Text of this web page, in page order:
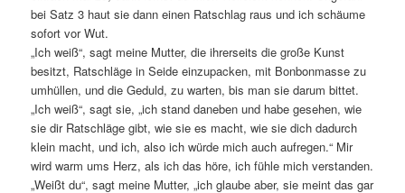
bei Satz 3 haut sie dann einen Ratschlag raus und ich schäume
sofort vor Wut.
„Ich weiß“, sagt meine Mutter, die ihrerseits die große Kunst
besitzt, Ratschläge in Seide einzupacken, mit Bonbonmasse zu
umhüllen, und die Geduld, zu warten, bis man sie darum bittet.
„Ich weiß“, sagt sie, „ich stand daneben und habe gesehen, wie
sie dir Ratschläge gibt, wie sie es macht, wie sie dich dadurch
klein macht, und ich, also ich würde mich auch aufregen.“ Mir
wird warm ums Herz, als ich das höre, ich fühle mich verstanden.
„Weißt du“, sagt meine Mutter, „ich glaube aber, sie meint das gar